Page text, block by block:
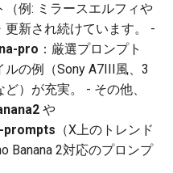
2026-05-29
2026-05-28
2026-05-27
2026-05-26
2025-11-13
2025-11-12
2025-11-11
2025-11-10
2026-05-29
2026-05-28
2026-05-27
2026-05-26
2025-11-13
2025-11-12
2025-11-11
2025-11-10
2026-05-25
2026-05-24
2026-05-23
2026-05-22
2025-11-13
2025-11-12
2025-11-11
2025-11-10
2026-05-29
2026-05-28
2026-05-27
2026-05-26
例: ミラースエルフィや
新され続けています。 -
pro ：厳選プロンプト
の例（Sony A7III風、3
）が充実。 - その他、
や
prompts （X上のトレンド
Banana 2対応のプロンプ